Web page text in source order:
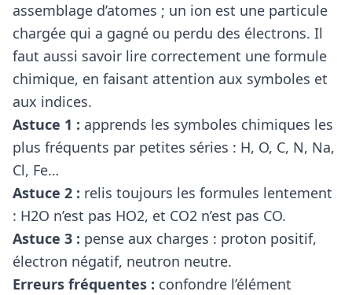
assemblage d’atomes ; un ion est une particule
chargée qui a gagné ou perdu des électrons. Il
faut aussi savoir lire correctement une formule
chimique, en faisant attention aux symboles et
aux indices.
Astuce 1 : apprends les symboles chimiques les
plus fréquents par petites séries : H, O, C, N, Na,
Cl, Fe…
Astuce 2 : relis toujours les formules lentement
: H2O n’est pas HO2, et CO2 n’est pas CO.
Astuce 3 : pense aux charges : proton positif,
électron négatif, neutron neutre.
Erreurs fréquentes : confondre l’élément